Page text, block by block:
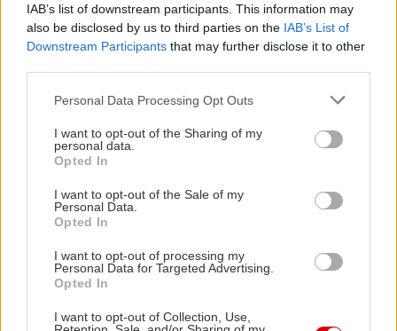
IAB’s list of downstream participants. This information may
also be disclosed by us to third parties on the IAB’s List of
Downstream Participants that may further disclose it to other
Please note that this website/app uses one or more Google
not limited to your visit or usage behaviour. You may click to
grant or deny consent to Google and its third-party tags to
use your data for below specified purposes in below Google
consent section.
Personal Data Processing Opt Outs
I want to opt-out of the Sharing of my
personal data.
Opted In
I want to opt-out of the Sale of my
Personal Data.
Opted In
I want to opt-out of processing my
Personal Data for Targeted Advertising.
Opted In
I want to opt-out of Collection, Use,
Δείτε ακόμη